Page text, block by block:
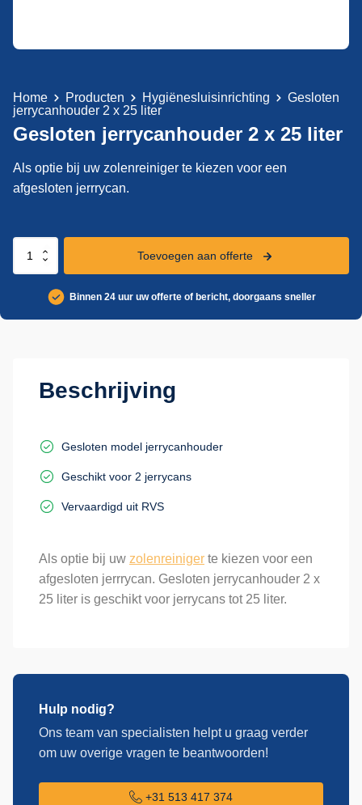
Home Producten Hygiënesluisinrichting
Gesloten
jerrycanhouder 2 x 25 liter
Gesloten jerrycanhouder 2 x 25 liter
Als optie bij uw zolenreiniger te kiezen voor een
afgesloten jerrrycan.
Gesloten
Toevoegen aan offerte
Binnen 24 uur uw offerte of bericht, doorgaans sneller
Beschrijving
Gesloten model jerrycanhouder
Geschikt voor 2 jerrycans
Vervaardigd uit RVS
Als optie bij uw zolenreiniger te kiezen voor een
afgesloten jerrrycan. Gesloten jerrycanhouder 2 x
25 liter is geschikt voor jerrycans tot 25 liter.
Hulp nodig?
Ons team van specialisten helpt u graag verder
om uw overige vragen te beantwoorden!
+31 513 417 374